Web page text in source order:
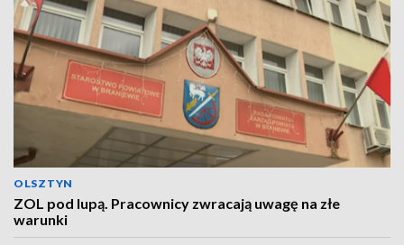
OLSZTYN
ZOL pod lupą. Pracownicy zwracają uwagę na złe
warunki